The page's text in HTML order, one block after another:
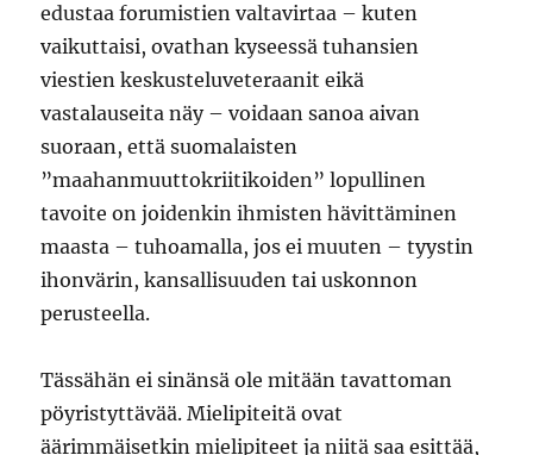
edustaa forumistien valtavirtaa – kuten
vaikuttaisi, ovathan kyseessä tuhansien
viestien keskusteluveteraanit eikä
vastalauseita näy – voidaan sanoa aivan
suoraan, että suomalaisten
”maahanmuuttokriitikoiden” lopullinen
tavoite on joidenkin ihmisten hävittäminen
maasta – tuhoamalla, jos ei muuten – tyystin
ihonvärin, kansallisuuden tai uskonnon
perusteella.
Tässähän ei sinänsä ole mitään tavattoman
pöyristyttävää. Mielipiteitä ovat
äärimmäisetkin mielipiteet ja niitä saa esittää,